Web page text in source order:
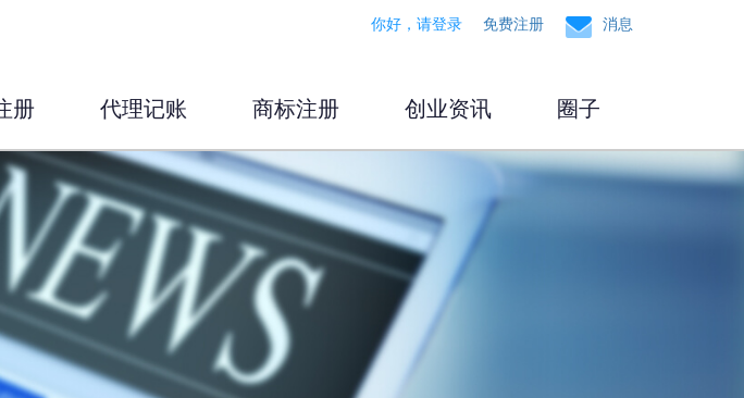
你好，请登录 免费注册 消息
册 代理记账 商标注册 创业资讯 圈子